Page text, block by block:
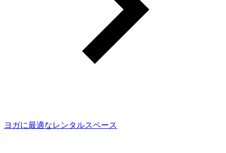
ヨガに最適なレンタルスペース